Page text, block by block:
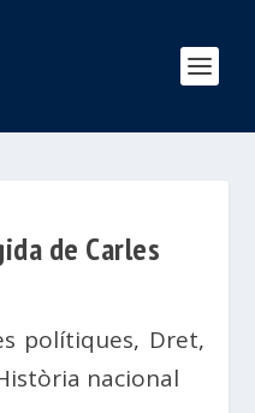
de Carles
polítiques, Dret,
nacional